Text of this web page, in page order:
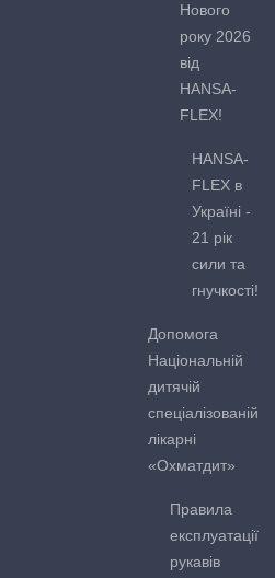
Нового
року 2026
від
HANSA-
FLEX!
HANSA-
FLEX в
Україні -
21 рік
сили та
гнучкості!
Допомога
Національній
дитячій
спеціалізованій
лікарні
«Охматдит»
Правила
експлуатації
рукавів